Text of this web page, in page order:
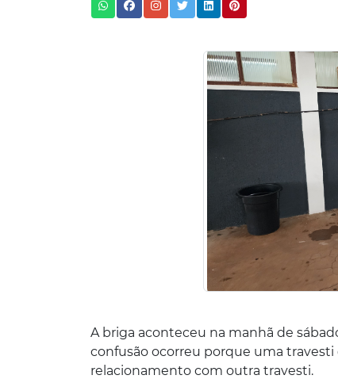
A briga aconteceu na manhã de
confusão ocorreu porque uma
relacionamento com outra travesti.